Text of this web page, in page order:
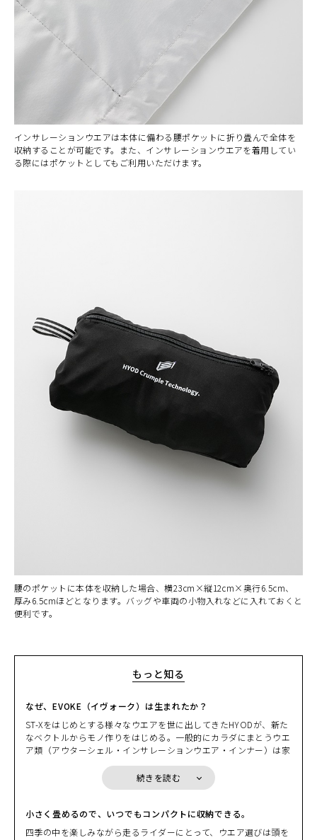
インサレーションウエアは本体に備わる腰ポケットに折り畳んで全体を
収納することが可能です。また、インサレーションウエアを着用してい
る際にはポケットとしてもご利用いただけます。
腰のポケットに本体を収納した場合、横23cm×縦12cm×奥行6.5cm、
厚み6.5cmほどとなります。バッグや車両の小物入れなどに入れておくと
便利です。
もっと知る
なぜ、EVOKE（イヴォーク）は生まれたか？
ST-Xをはじめとする様々なウエアを世に出してきたHYODが、新た
なベクトルからモノ作りをはじめる。一般的にカラダにまとうウエ
ア類（アウターシェル・インサレーションウエア・インナー）は家
の日の天気や気温、どんなルートを走るかでライダーは一日のウエ
アリングを決める。しかしながら、その決定には少しばかりの“我
ながら。HYODはそこに目をつけた。
先週末に走ったツーリングシーンを思い浮かべる。出掛ける時には
続きを読む
小さく畳めるので、いつでもコンパクトに収納できる。
四季の中を楽しみながら走るライダーにとって、ウエア選びは頭を
カラー・サイズ選択
HEATHER BEIGE
¥22,000 (税込)